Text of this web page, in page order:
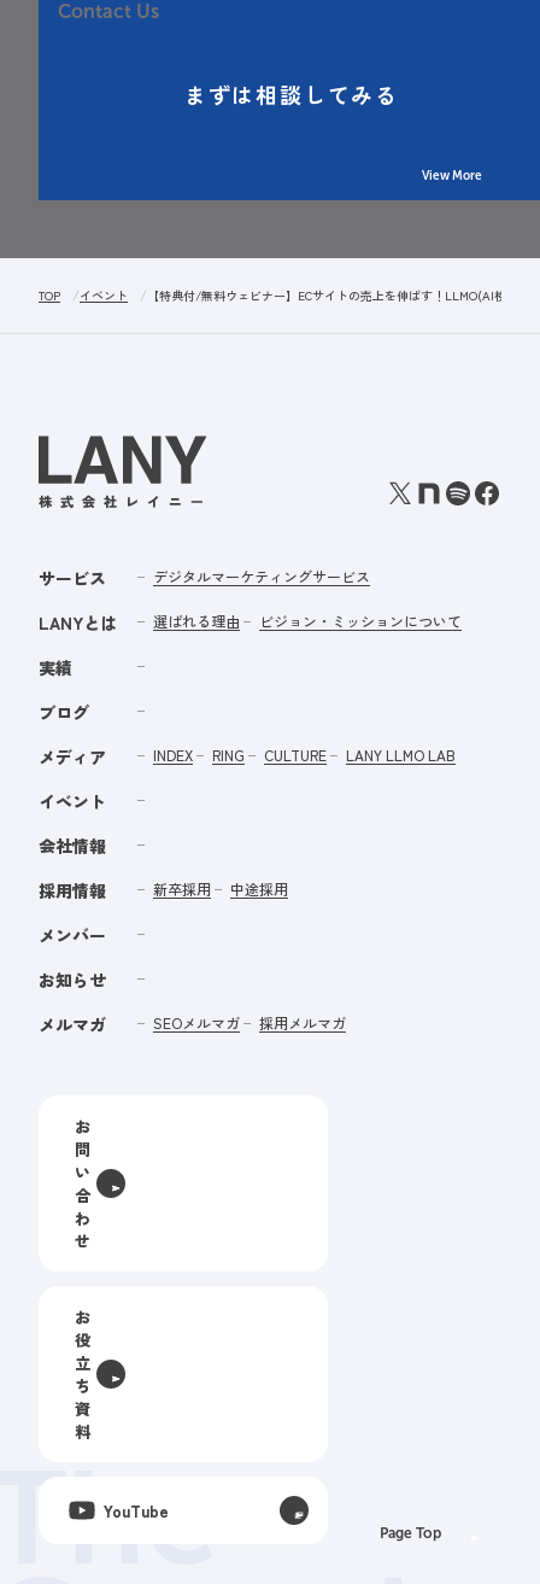
Contact Us
まずは相談してみる
View More
TOP イベント 【特典付/無料ウェビナー】ECサイトの売上を伸ばす！LLMO(AI検索対
サービス デジタルマーケティングサービス
LANYとは 選ばれる理由 ビジョン・ミッションについて
実績
ブログ
メディア
INDEX RING CULTURE LANY LLMO LAB
イベント
会社情報
採用情報
新卒採用 中途採用
メンバー
お知らせ
メルマガ
SEOメルマガ 採用メルマガ
お
問
い
合
わ
せ
お
役
立
ち
資
料
YouTube
Page Top